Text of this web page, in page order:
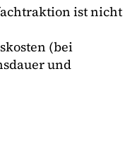
ist nicht
(bei
und